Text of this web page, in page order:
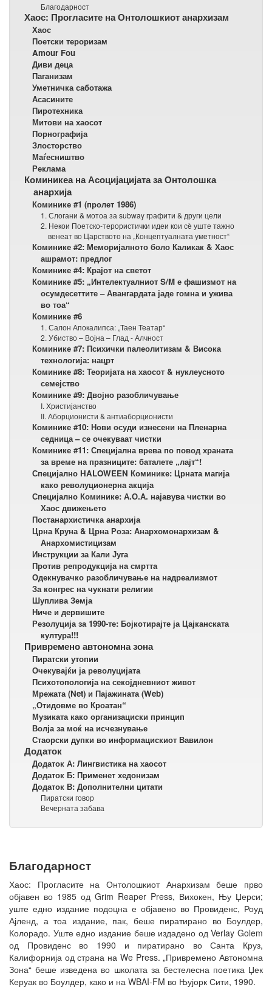
Благодарност
Хаос: Прогласите на Онтолошкиот анархизам
Хаос
Поетски тероризам
Amour Fou
Диви деца
Паганизам
Уметничка саботажа
Асасините
Пиротехника
Митови на хаосот
Порнографија
Злосторство
Маѓесништво
Реклама
Коминикеа на Асоцијацијата за Онтолошка
анархија
Коминике #1 (пролет 1986)
1. Слогани & мотоа за subway графити & други цели
2. Некои Поетско-терористички идеи кои сè уште тажно
венеат во Царството на „Концептуалната уметност“
Коминике #2: Меморијалното боло Каликак & Хаос
ашрамот: предлог
Коминике #4: Крајот на светот
Коминике #5: „Интелектуалниот S/M е фашизмот на
осумдесеттите – Авангардата јаде гомна и ужива
во тоа“
Коминике #6
1. Салон Апокалипса: „Таен Театар“
2. Убиство – Војна – Глад - Алчност
Коминике #7: Психички палеолитизам & Висока
технологија: нацрт
Коминике #8: Теоријата на хаосот & нуклеусното
семејство
Коминике #9: Двојно разобличување
I. Христијанство
II. Аборционисти & антиаборционисти
Коминике #10: Нови осуди изнесени на Пленарна
седница – се очекуваат чистки
Коминике #11: Специјална врева по повод храната
за време на празниците: баталете „лајт“!
Специјално HALOWEEN Коминике: Црната магија
како револуционерна акција
Специјално Коминике: А.О.А. најавува чистки во
Хаос движењето
Постанархистичка анархија
Црна Круна & Црна Роза: Анархомонархизам &
Анархомистицизам
Инструкции за Кали Југа
Против репродукција на смртта
Одекнувачко разобличување на надреализмот
За конгрес на чукнати религии
Шуплива Земја
Ниче и дервишите
Резолуција за 1990-те: Бојкотирајте ја Цајканската
култура!!!
Привремено автономна зона
Пиратски утопии
Очекувајќи ја револуцијата
Психотопологија на секојдневниот живот
Мрежата (Net) и Пајажината (Web)
„Отидовме во Кроатан“
Музиката како организациски принцип
Волја за моќ на исчезнување
Стаорски дупки во информацискиот Вавилон
Додаток
Додаток А: Лингвистика на хаосот
Додаток Б: Применет хедонизам
Додаток В: Дополнителни цитати
Пиратски говор
Вечерната забава
Благодарност
Хаос: Прогласите на Онтолошкиот Анархизам беше прво
објавен во 1985 од Grim Reaper Press, Вихокен, Њу Џерси;
уште едно издание подоцна е објавено во Провиденс, Роуд
Ајленд, а тоа издание, пак, беше пиратирано во Боулдер,
Колорадо. Уште едно издание беше издадено од Verlay Golem
од Провиденс во 1990 и пиратирано во Санта Круз,
Калифорнија од страна на We Press. „Привремено Автономна
Зона“ беше изведена во школата за бестелесна поетика Џек
Керуак во Боулдер, како и на WBAI-FM во Њујорк Сити, 1990.